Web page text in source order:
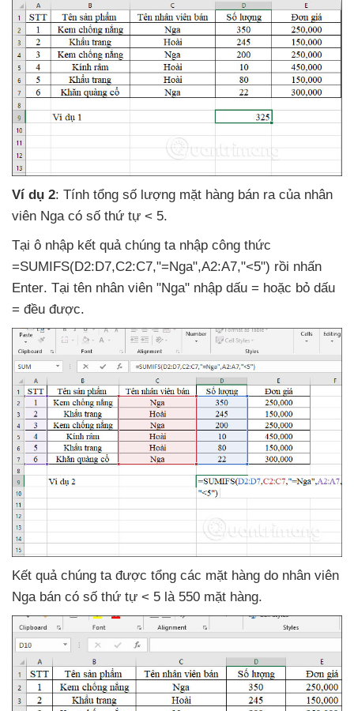
Ví dụ 2: Tính tổng số lượng mặt hàng bán ra của nhân
viên Nga có số thứ tự < 5.
Tại ô nhập kết quả chúng ta nhập công thức
=SUMIFS(D2:D7,C2:C7,"=Nga",A2:A7,"<5") rồi nhấn
Enter. Tại tên nhân viên "Nga" nhập dấu = hoặc bỏ dấu
= đều được.
Kết quả chúng ta được tổng các mặt hàng do nhân viên
Nga bán có số thứ tự < 5 là 550 mặt hàng.